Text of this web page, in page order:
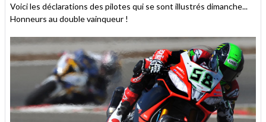
Voici les déclarations des pilotes qui se sont illustrés dimanche...
Honneurs au double vainqueur !